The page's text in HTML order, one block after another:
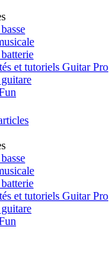
et tutoriels Guitar Pro
et tutoriels Guitar Pro